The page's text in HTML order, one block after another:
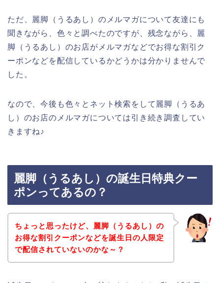
ただ、麗脚（うるあし）のメルマガについて友達にも
聞きながら、色々と調べたのですが、残念ながら、麗
脚（うるあし）のお店がメルマガなどでお得な割引ク
ーポンなどを配信しているかどうかは分かりませんで
した。
なので、今後も色々とネット検索をして麗脚（うるあ
し）のお店のメルマガについては引き続き調査してい
きますね♪
麗脚（うるあし）の誕生日特典クー
ポンってあるの？
ちょっと思ったけど、麗脚（うるあし）の
お得な割引クーポンなどを誕生日の人限定
で配信されていないのかな～？